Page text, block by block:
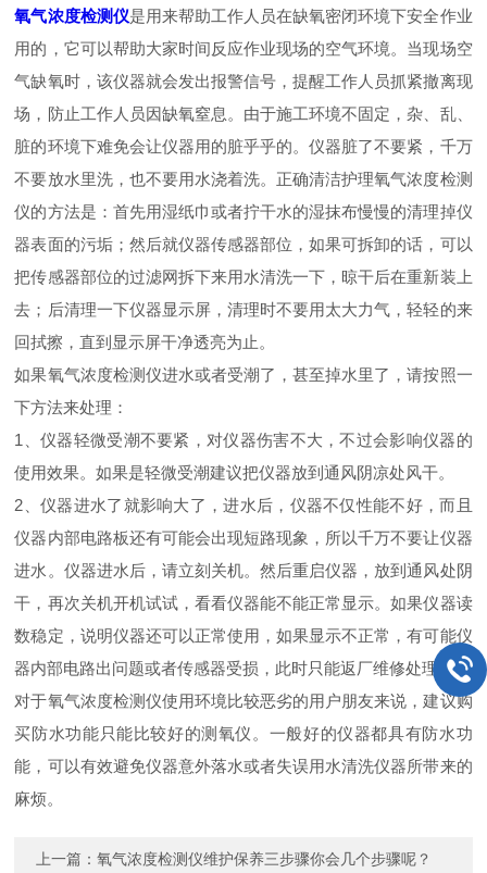
氧气浓度检测仪是用来帮助工作人员在缺氧密闭环境下安全作业
用的，它可以帮助大家时间反应作业现场的空气环境。当现场空
气缺氧时，该仪器就会发出报警信号，提醒工作人员抓紧撤离现
场，防止工作人员因缺氧窒息。由于施工环境不固定，杂、乱、
脏的环境下难免会让仪器用的脏乎乎的。仪器脏了不要紧，千万
不要放水里洗，也不要用水浇着洗。正确清洁护理氧气浓度检测
仪的方法是：首先用湿纸巾或者拧干水的湿抹布慢慢的清理掉仪
器表面的污垢；然后就仪器传感器部位，如果可拆卸的话，可以
把传感器部位的过滤网拆下来用水清洗一下，晾干后在重新装上
去；后清理一下仪器显示屏，清理时不要用太大力气，轻轻的来
回拭擦，直到显示屏干净透亮为止。
如果氧气浓度检测仪进水或者受潮了，甚至掉水里了，请按照一
下方法来处理：
1、仪器轻微受潮不要紧，对仪器伤害不大，不过会影响仪器的
使用效果。如果是轻微受潮建议把仪器放到通风阴凉处风干。
2、仪器进水了就影响大了，进水后，仪器不仅性能不好，而且
仪器内部电路板还有可能会出现短路现象，所以千万不要让仪器
进水。仪器进水后，请立刻关机。然后重启仪器，放到通风处阴
干，再次关机开机试试，看看仪器能不能正常显示。如果仪器读
数稳定，说明仪器还可以正常使用，如果显示不正常，有可能仪
器内部电路出问题或者传感器受损，此时只能返厂维修处理了。
对于氧气浓度检测仪使用环境比较恶劣的用户朋友来说，建议购
买防水功能只能比较好的测氧仪。一般好的仪器都具有防水功
能，可以有效避免仪器意外落水或者失误用水清洗仪器所带来的
麻烦。
上一篇：氧气浓度检测仪维护保养三步骤你会几个步骤呢？